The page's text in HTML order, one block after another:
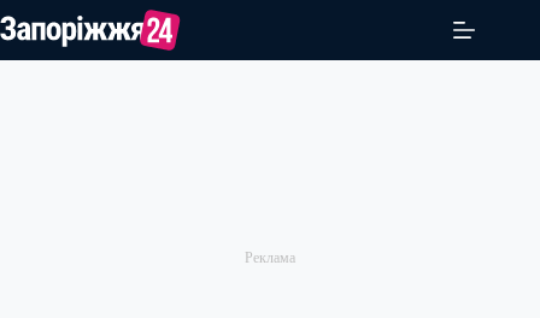
до